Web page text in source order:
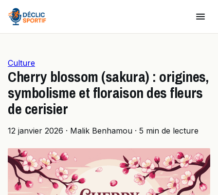
Culture
Cherry blossom (sakura) : origines,
symbolisme et floraison des fleurs
de cerisier
12 janvier 2026 · Malik Benhamou · 5 min de lecture